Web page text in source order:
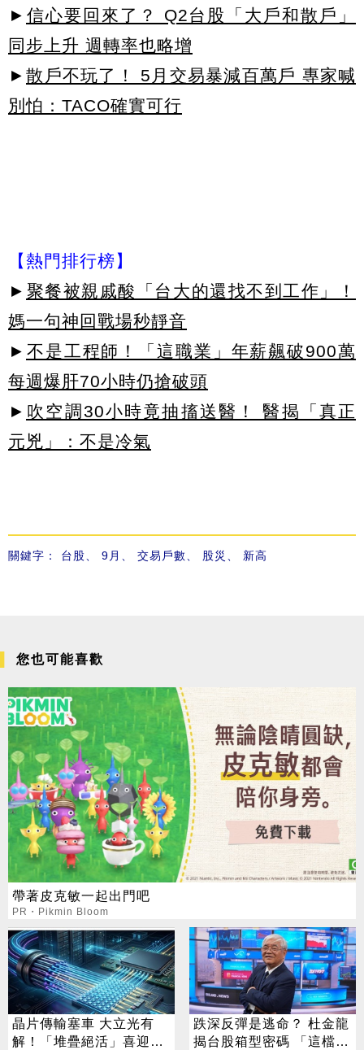
► 信心要回來了？ Q2台股「大戶和散戶」
同步上升 週轉率也略增
► 散戶不玩了！ 5月交易暴減百萬戶 專家喊
別怕：TACO確實可行
【熱門排行榜】
► 聚餐被親戚酸「台大的還找不到工作」！
媽一句神回戰場秒靜音
► 不是工程師！「這職業」年薪飆破900萬
每週爆肝70小時仍搶破頭
► 吹空調30小時竟抽搐送醫！ 醫揭「真正
元兇」：不是冷氣
關鍵字： 台股 9月 交易戶數 股災 新高
您也可能喜歡
帶著皮克敏一起出門吧
PR・Pikmin Bloom
晶片傳輸塞車 大立光有
解！「堆疊絕活」喜迎第
跌深反彈是逃命？ 杜金龍
揭台股箱型密碼 「這檔」